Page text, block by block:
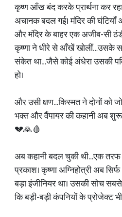
कृष्ण आँख बंद करके प्रार्थना कर
अचानक बदल गई। मंदिर की
और मंदिर के बाहर एक अजीब-सी
कृष्णा ने धीरे से आँखें खोलीं…उसके
संकेत था…जैसे कोई अंधेरा उसकी
हो।
और उसी क्षण…किस्मत ने दोनों को
भक्त और वैंपायर की कहानी अब शुरू
💔🙏🩸
अब कहानी बदल चुकी थी…एक
प्रकाश। कृष्णा अग्निहोत्री अब
बड़ा इंजीनियर था। उसकी सोच
कि बड़ी-बड़ी कंपनियों के प्रोजेक्ट